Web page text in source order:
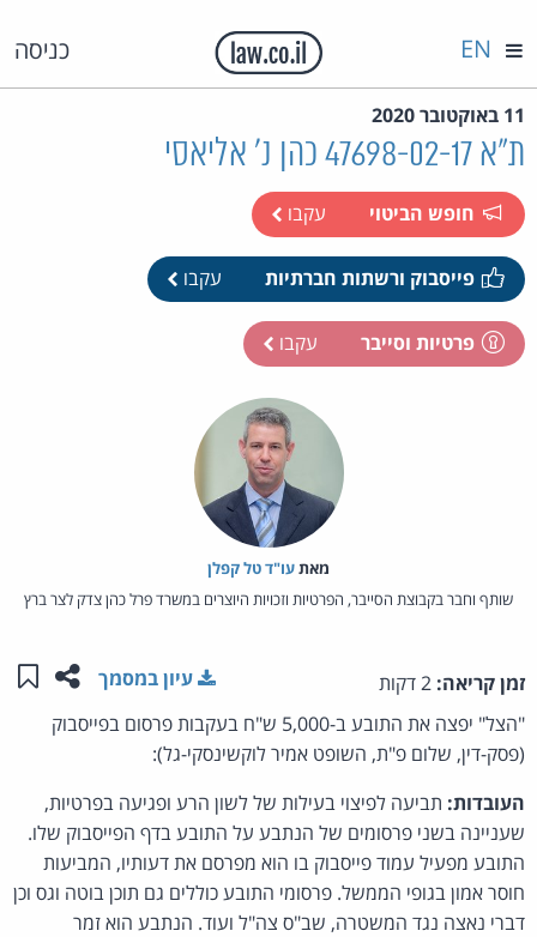
כניסה EN
11 באוקטובר 2020
ת"א 47698-02-17 כהן נ' אליאסי
חופש הביטוי עקבו
פייסבוק ורשתות חברתיות עקבו
פרטיות וסייבר עקבו
מאת‏עו"ד טל קפלן
שותף וחבר בקבוצת הסייבר, הפרטיות וזכויות היוצרים במשרד פרל כהן צדק לצר ברץ
זמן קריאה: שתפו
עיון במסמך
"הצל" יפצה את התובע ב-5,000 ש"ח בעקבות פרסום בפייסבוק
(פסק-דין, שלום פ"ת, השופט אמיר לוקשינסקי-גל):
העובדות: תביעה לפיצוי בעילות של לשון הרע ופגיעה בפרטיות,
שעניינה בשני פרסומים של הנתבע על התובע בדף הפייסבוק שלו.
התובע מפעיל עמוד פייסבוק בו הוא מפרסם את דעותיו, המביעות
חוסר אמון בגופי הממשל. פרסומי התובע כוללים גם תוכן בוטה וגס וכן
דברי נאצה נגד המשטרה, שב"ס צה"ל ועוד. הנתבע הוא זמר